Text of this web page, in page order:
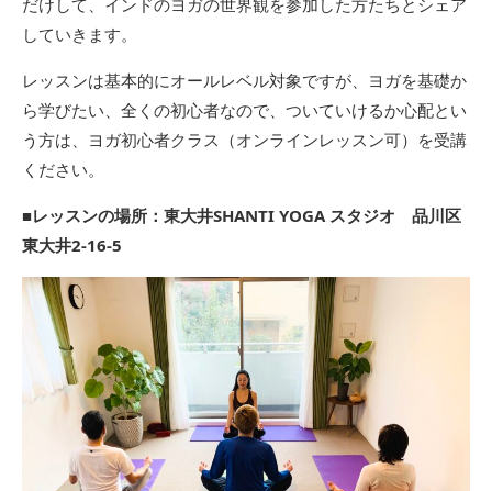
だけして、インドのヨガの世界観を参加した方たちとシェア
していきます。
レッスンは基本的にオールレベル対象ですが、ヨガを基礎か
ら学びたい、全くの初心者なので、ついていけるか心配とい
う方は、ヨガ初心者クラス（オンラインレッスン可）を受講
ください。
■レッスンの場所：東大井SHANTI YOGA スタジオ 品川区
東大井2-16-5